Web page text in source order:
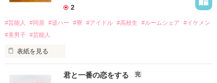
愛の告白！？
いや、私、今失恋したばっかなんですけど！？
2
#芸能人 #同居 #逆ハー #寮 #アイドル #高校生 #ルームシェア
#イケメン
#美男子 #芸能人
表紙を見る
君と一番の恋をする 完